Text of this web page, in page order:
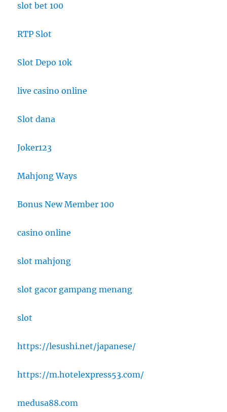
slot bet 100
RTP Slot
Slot Depo 10k
live casino online
Slot dana
Joker123
Mahjong Ways
Bonus New Member 100
casino online
slot mahjong
slot gacor gampang menang
slot
https://lesushi.net/japanese/
https://m.hotelexpress53.com/
medusa88.com